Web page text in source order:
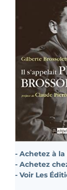
- Achetez à la
- Achetez
- Voir Les